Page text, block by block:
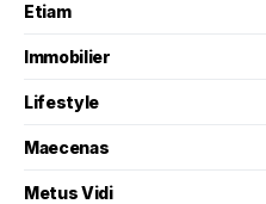
Etiam
Immobilier
Lifestyle
Maecenas
Metus Vidi